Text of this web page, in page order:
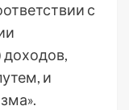
с
и